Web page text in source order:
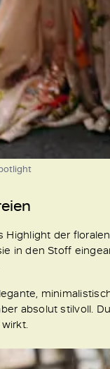
Highlight der
in den Stoff
absolut stilvoll.